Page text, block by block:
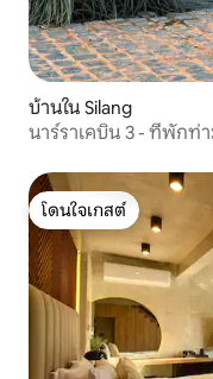
บ้านใน Silang
นาร์ราเคบิน 3 - ที่พักท่
โดนใจเกสต์
โดนใจเกสต์